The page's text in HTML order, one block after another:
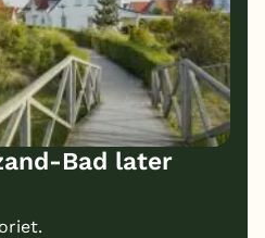
Bad later